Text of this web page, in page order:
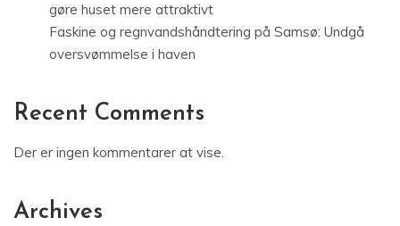
gøre huset mere attraktivt
Faskine og regnvandshåndtering på Samsø: Undgå
oversvømmelse i haven
Recent Comments
Der er ingen kommentarer at vise.
Archives